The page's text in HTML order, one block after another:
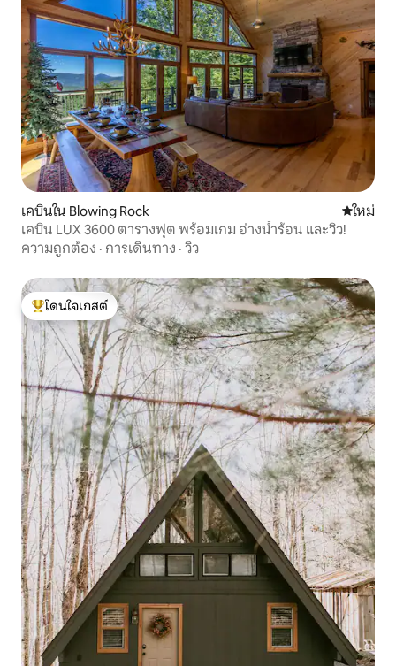
เคบินใน Blowing Rock ที่พักใหม่
ใหม่
เคบิน LUX 3600 ตารางฟุต พร้อมเกม อ่างน้ำร้อน และวิว!
ความถูกต้อง · การเดินทาง · วิว
โดนใจเกสต์ที่สุด
โดนใจเกสต์